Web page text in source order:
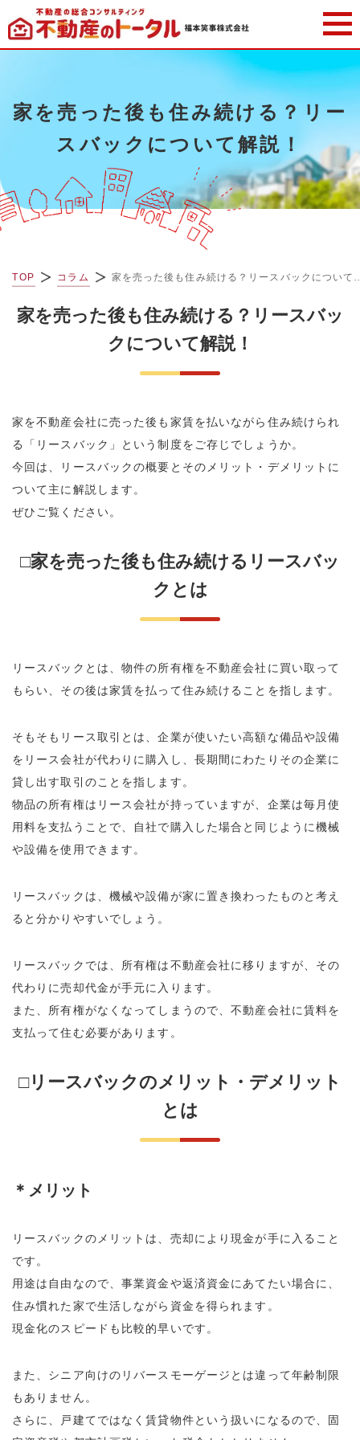
家を売った後も住み続ける？リー
スバックについて解説！
TOP コラム 家を売った後も住み続け
家を売った後も住み続ける？リースバッ
クについて解説！
家を不動産会社に売った後も家賃を払いながら住み続けられ
る「リースバック」という制度をご存じでしょうか。
今回は、リースバックの概要とそのメリット・デメリットに
ついて主に解説します。
ぜひご覧ください。
□家を売った後も住み続けるリースバッ
クとは
リースバックとは、物件の所有権を不動産会社に買い取って
もらい、その後は家賃を払って住み続けることを指します。
そもそもリース取引とは、企業が使いたい高額な備品や設備
をリース会社が代わりに購入し、長期間にわたりその企業に
貸し出す取引のことを指します。
物品の所有権はリース会社が持っていますが、企業は毎月使
用料を支払うことで、自社で購入した場合と同じように機械
や設備を使用できます。
リースバックは、機械や設備が家に置き換わったものと考え
ると分かりやすいでしょう。
リースバックでは、所有権は不動産会社に移りますが、その
代わりに売却代金が手元に入ります。
また、所有権がなくなってしまうので、不動産会社に賃料を
支払って住む必要があります。
□リースバックのメリット・デメリット
とは
＊メリット
リースバックのメリットは、売却により現金が手に入ること
です。
用途は自由なので、事業資金や返済資金にあてたい場合に、
住み慣れた家で生活しながら資金を得られます。
現金化のスピードも比較的早いです。
また、シニア向けのリバースモーゲージとは違って年齢制限
もありません。
さらに、戸建てではなく賃貸物件という扱いになるので、固